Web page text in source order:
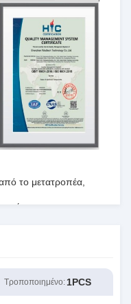
το μετατροπέα
,
Τροποποιημένο: 1PCS